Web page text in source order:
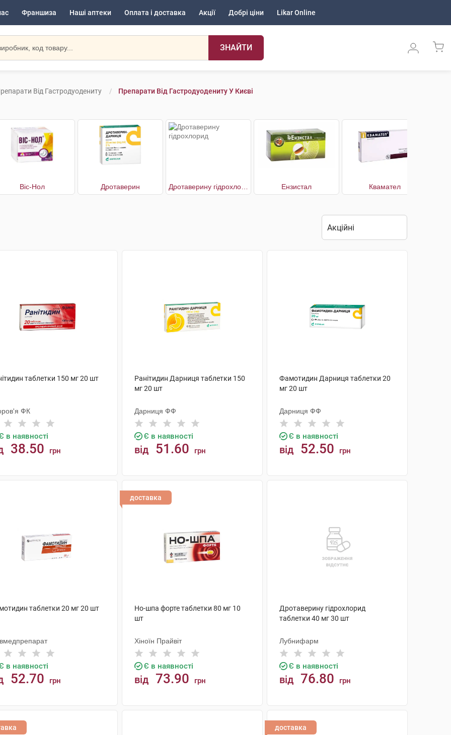
Франшиза Наші аптеки Оплата і доставка Акції Добрі ціни Likar Online
ЗНАЙТИ
Від Гастродуодениту Препарати Від Гастродуодениту У Києві
Віс-Нол Дротаверин Ензистал Квамател
таблетки 150 мг 20 шт
ФК
в наявності
38.50 грн
Ранітидин Дарниця таблетки 150
мг 20 шт
Дарниця ФФ
Є в наявності
від 51.60 грн
Фамотидин Дарниця таблетки 20
мг 20 шт
Дарниця ФФ
Є в наявності
від 52.50 грн
таблетки 20 мг 20 шт
в наявності
52.70 грн
доставка
Но-шпа форте таблетки 80 мг 10
шт
Хіноїн Прайвіт
Є в наявності
від 73.90 грн
Дротаверину гідрохлорид
таблетки 40 мг 30 шт
Лубнифарм
Є в наявності
від 76.80 грн
доставка